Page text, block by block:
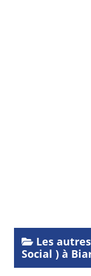
Les
Social ) à